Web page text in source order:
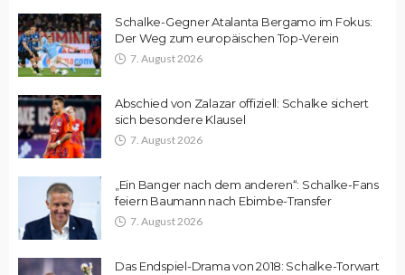
Schalke-Gegner Atalanta Bergamo im Fokus:
Der Weg zum europäischen Top-Verein
7. August 2026
Abschied von Zalazar offiziell: Schalke sichert
sich besondere Klausel
7. August 2026
„Ein Banger nach dem anderen“: Schalke-Fans
feiern Baumann nach Ebimbe-Transfer
7. August 2026
Das Endspiel-Drama von 2018: Schalke-Torwart